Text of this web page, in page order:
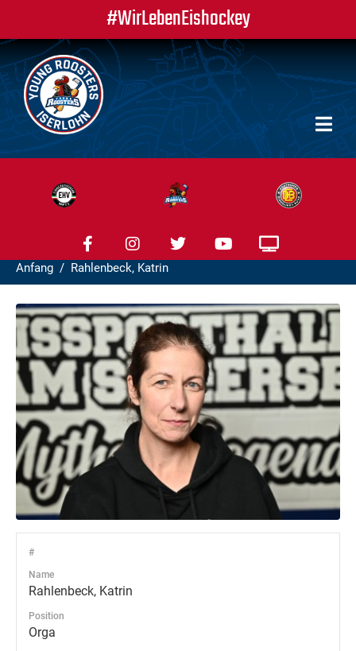
#WirLebenEishockey
Anfang Rahlenbeck, Katrin
#
Name
Rahlenbeck, Katrin
Position
Orga